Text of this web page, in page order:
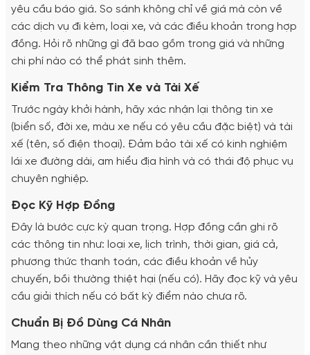
yêu cầu báo giá. So sánh không chỉ về giá mà còn về
các dịch vụ đi kèm, loại xe, và các điều khoản trong hợp
đồng. Hỏi rõ những gì đã bao gồm trong giá và những
chi phí nào có thể phát sinh thêm.
Kiểm Tra Thông Tin Xe và Tài Xế
Trước ngày khởi hành, hãy xác nhận lại thông tin xe
(biển số, đời xe, màu xe nếu có yêu cầu đặc biệt) và tài
xế (tên, số điện thoại). Đảm bảo tài xế có kinh nghiệm
lái xe đường dài, am hiểu địa hình và có thái độ phục vụ
chuyên nghiệp.
Đọc Kỹ Hợp Đồng
Đây là bước cực kỳ quan trọng. Hợp đồng cần ghi rõ
các thông tin như: loại xe, lịch trình, thời gian, giá cả,
phương thức thanh toán, các điều khoản về hủy
chuyến, bồi thường thiệt hại (nếu có). Hãy đọc kỹ và yêu
cầu giải thích nếu có bất kỳ điểm nào chưa rõ.
Chuẩn Bị Đồ Dùng Cá Nhân
Mang theo những vật dụng cá nhân cần thiết như